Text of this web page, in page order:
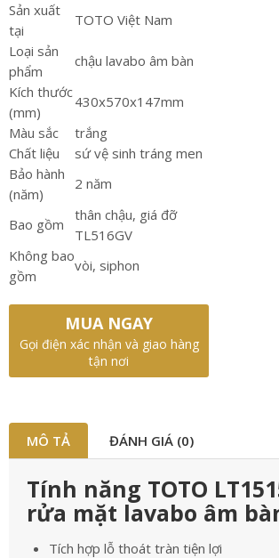
Sản xuất
tại
TOTO Việt Nam
Loại sản
phẩm
chậu lavabo âm bàn
Kích thước
(mm)
430x570x147mm
Màu sắc
trắng
Chất liệu
sứ vệ sinh tráng men
Bảo hành
(năm)
2 năm
Bao gồm
thân chậu, giá đỡ
TL516GV
Không bao
gồm
vòi, siphon
MUA NGAY
Gọi điện xác nhận và giao hàng
tận nơi
MÔ TẢ ĐÁNH GIÁ (0)
Tính năng TOTO
rửa mặt lavabo âm
Tích hợp lỗ thoát tràn tiện lợi